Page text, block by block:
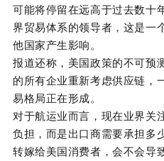
可能将停留在远高于过去数十
界贸易体系的领导者，这是一
他国家产生影响。
报道还称，美国政策的不可预
的所有企业重新考虑供应链，
易格局正在形成。
对于航运业而言，现在业界关
负担，而是出口商需要承担多
转嫁给美国消费者，会不会导